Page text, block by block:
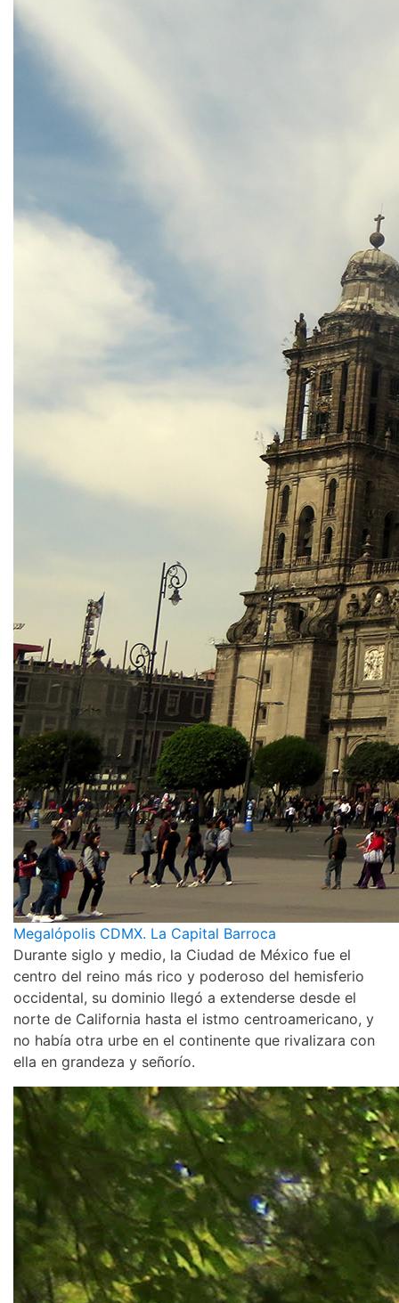
Megalópolis CDMX. La Capital Barroca
Durante siglo y medio, la Ciudad de México fue el
centro del reino más rico y poderoso del hemisferio
occidental, su dominio llegó a extenderse desde el
norte de California hasta el istmo centroamericano, y
no había otra urbe en el continente que rivalizara con
ella en grandeza y señorío.